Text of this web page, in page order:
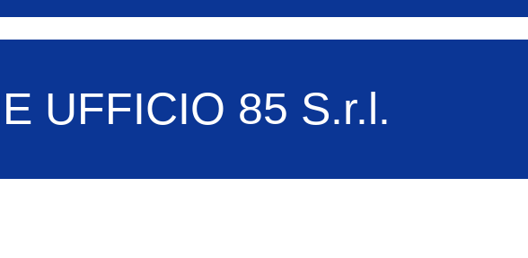
UFFICIO 85 S.r.l.